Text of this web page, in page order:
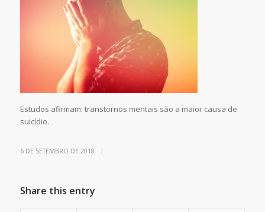
Estudos afirmam: transtornos mentais são a maior causa de
suicídio.
6 DE SETEMBRO DE 2018 /
Share this entry